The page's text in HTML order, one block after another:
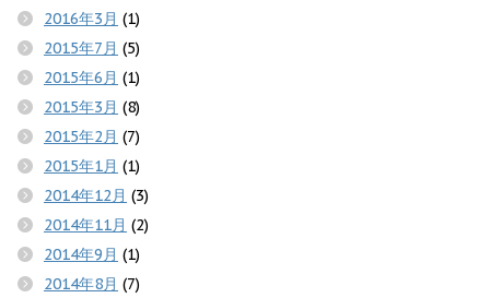
2016年3月 (1)
2015年7月 (5)
2015年6月 (1)
2015年3月 (8)
2015年2月 (7)
2015年1月 (1)
2014年12月 (3)
2014年11月 (2)
2014年9月 (1)
2014年8月 (7)